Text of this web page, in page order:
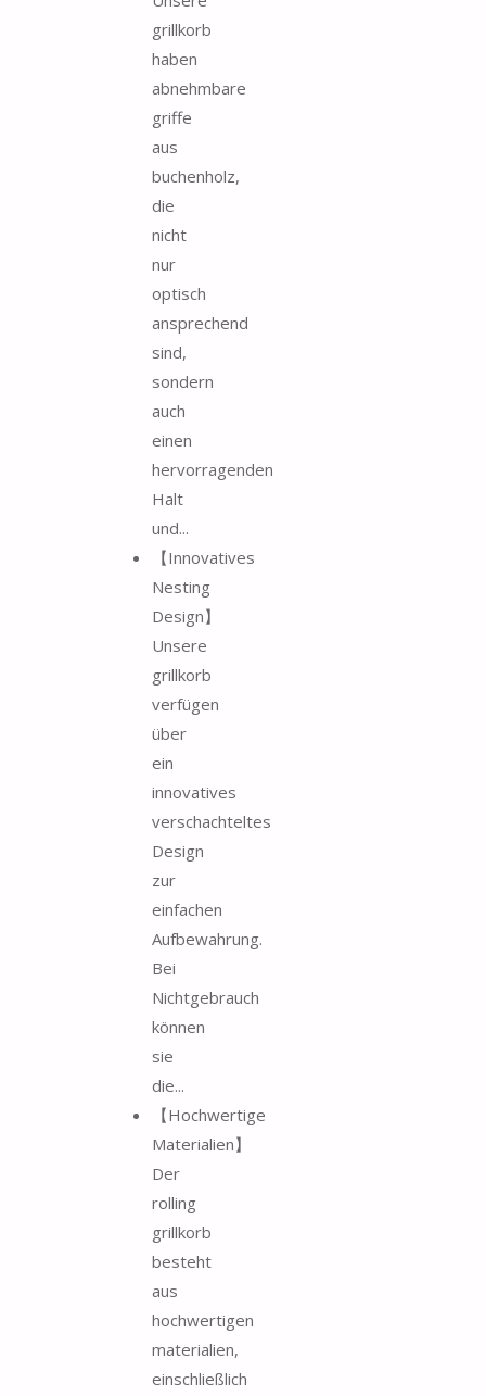
grillkorb
haben
abnehmbare
griffe
aus
buchenholz,
die
nicht
nur
optisch
ansprechend
sind,
sondern
auch
einen
hervorragenden
Halt
und...
【Innovatives
Nesting
Design】
Unsere
grillkorb
verfügen
über
ein
innovatives
verschachteltes
Design
zur
einfachen
Aufbewahrung.
Bei
Nichtgebrauch
können
sie
die...
【Hochwertige
Materialien】
Der
rolling
grillkorb
besteht
aus
hochwertigen
materialien,
einschließlich